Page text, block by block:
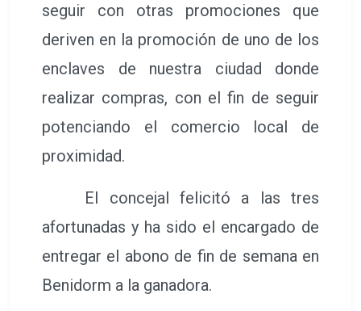
seguir con otras promociones que
deriven en la promoción de uno de los
enclaves de nuestra ciudad donde
realizar compras, con el fin de seguir
potenciando el comercio local de
proximidad.
El concejal felicitó a las tres
afortunadas y ha sido el encargado de
entregar el abono de fin de semana en
Benidorm a la ganadora.